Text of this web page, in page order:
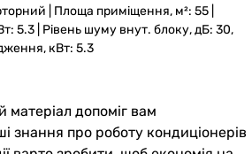
| Площа приміщення, м²: 55 |
5.3 | Рівень шуму внут. блоку, дБ: 30,
кВт: 5.3
допоміг вам
знання про роботу кондиціонерів